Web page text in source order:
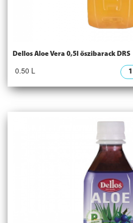
Dellos Aloe Vera 0,5l őszibarack DRS
0.50 L